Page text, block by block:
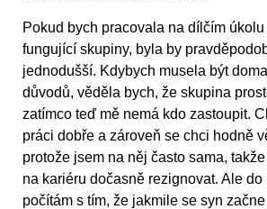
Pokud bych pracovala na dílčím
fungující skupiny, byla by
jednodušší. Kdybych musela být
důvodů, věděla bych, že skupina
zatímco teď mě nemá kdo zastoupit.
práci dobře a zároveň se chci hodně
protože jsem na něj často sama,
na kariéru dočasně rezignovat. Ale do
počítám s tím, že jakmile se syn